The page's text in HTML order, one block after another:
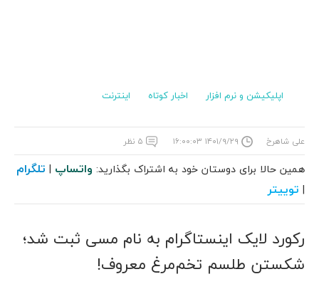
اپلیکیشن و نرم افزار اخبار کوتاه اینترنت
علی شاهرخ ۱۴۰۱/۹/۲۹ ۱۶:۰۰:۰۳ ۵ نظر
همین حالا برای دوستان خود به اشتراک بگذارید: واتساپ | تلگرام
| توییتر
رکورد لایک اینستاگرام به نام مسی ثبت شد؛
شکستن طلسم تخم‌مرغ معروف!